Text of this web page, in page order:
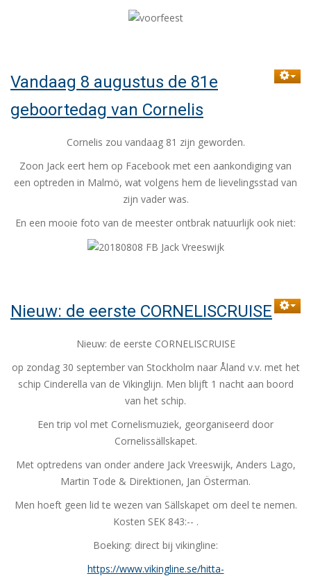
Vandaag 8 augustus de 81e
geboortedag van Cornelis
Cornelis zou vandaag 81 zijn geworden.
Zoon Jack eert hem op Facebook met een aankondiging van
een optreden in Malmö, wat volgens hem de lievelingsstad van
zijn vader was.
En een mooie foto van de meester ontbrak natuurlijk ook niet:
Nieuw: de eerste CORNELISCRUISE
Nieuw: de eerste CORNELISCRUISE
op zondag 30 september van Stockholm naar Åland v.v. met het
schip Cinderella van de Vikinglijn. Men blijft 1 nacht aan boord
van het schip.
Een trip vol met Cornelismuziek, georganiseerd door
Cornelissällskapet.
Met optredens van onder andere Jack Vreeswijk, Anders Lago,
Martin Tode & Direktionen, Jan Österman.
Men hoeft geen lid te wezen van Sällskapet om deel te nemen.
Kosten SEK 843:-- .
Boeking: direct bij vikingline:
https://www.vikingline.se/hitta-